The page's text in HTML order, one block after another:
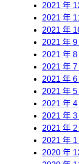
2021 年
2021 年
2021 年
2021 年 9
2021 年 8
2021 年 7
2021 年 6
2021 年 5
2021 年 4
2021 年 3
2021 年 2
2021 年 1
2020 年